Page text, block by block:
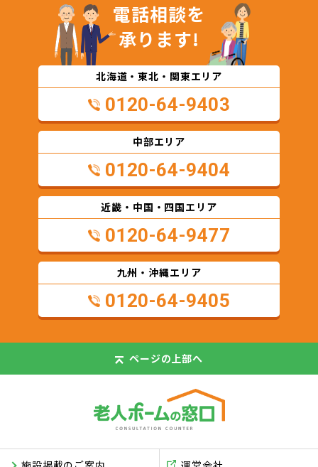
電話相談を
承ります!
北海道・東北・関東エリア
0120-64-9403
中部エリア
0120-64-9404
近畿・中国・四国エリア
0120-64-9477
九州・沖縄エリア
0120-64-9405
ページの上部へ